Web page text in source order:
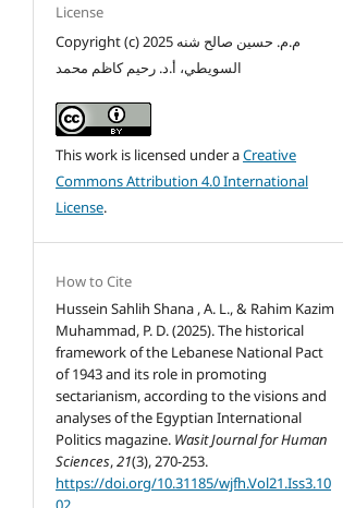
License
Copyright (c) 2025 م.م. حسين صالح شنه
السويطي، أ.د. رحيم كاظم محمد
This work is licensed under aCreative
Commons Attribution 4.0 International
License.
How to Cite
Hussein Sahlih Shana , A. L., & Rahim Kazim
Muhammad, P. D. (2025). The historical
framework of the Lebanese National Pact
of 1943 and its role in promoting
sectarianism, according to the visions and
analyses of the Egyptian International
Politics magazine. Wasit Journal for Human
Sciences,21(3), 270-253.
https://doi.org/10.31185/wjfh.Vol21.Iss3.10